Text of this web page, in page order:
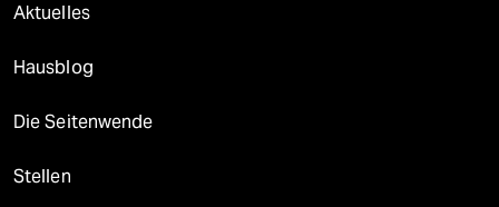
Aktuelles
Hausblog
Die Seitenwende
Stellen